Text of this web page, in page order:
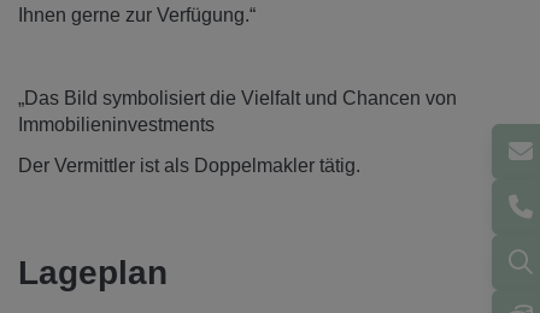
Ihnen gerne zur Verfügung.“
„Das Bild symbolisiert die Vielfalt und Chancen von
Immobilieninvestments
Der Vermittler ist als Doppelmakler tätig.
Lageplan